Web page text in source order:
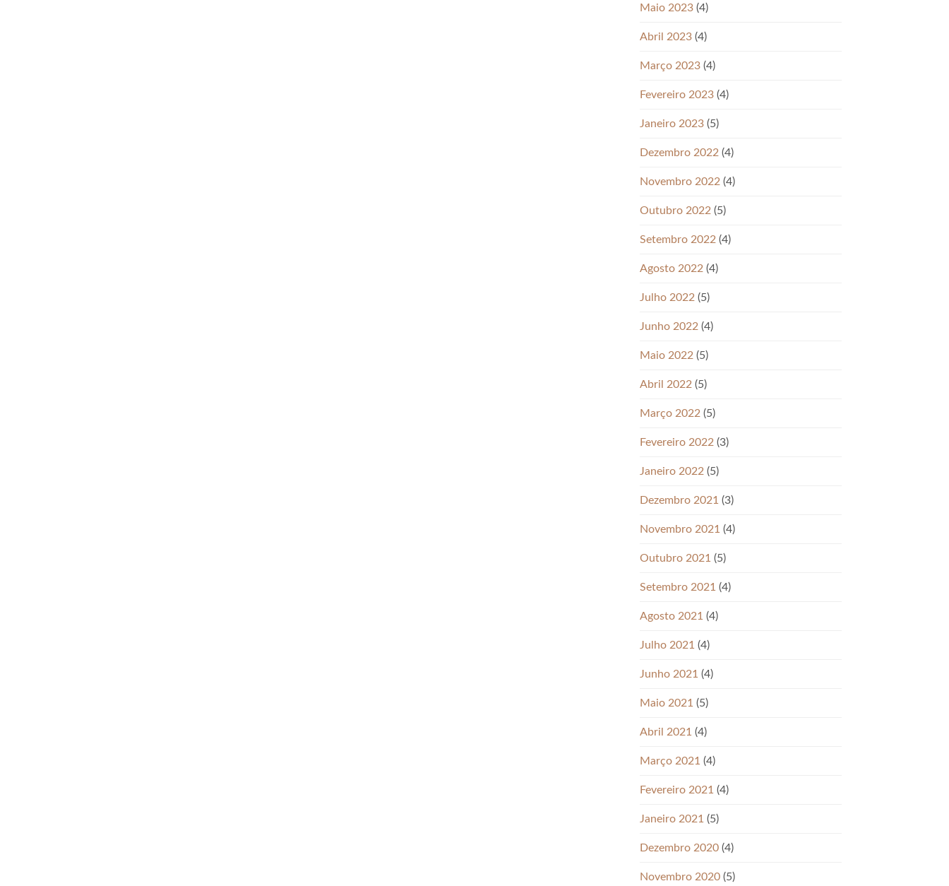
Maio 2023 (4)
Abril 2023 (4)
Março 2023 (4)
Fevereiro 2023 (4)
Janeiro 2023 (5)
Dezembro 2022 (4)
Novembro 2022 (4)
Outubro 2022 (5)
Setembro 2022 (4)
Agosto 2022 (4)
Julho 2022 (5)
Junho 2022 (4)
Maio 2022 (5)
Abril 2022 (5)
Março 2022 (5)
Fevereiro 2022 (3)
Janeiro 2022 (5)
Dezembro 2021 (3)
Novembro 2021 (4)
Outubro 2021 (5)
Setembro 2021 (4)
Agosto 2021 (4)
Julho 2021 (4)
Junho 2021 (4)
Maio 2021 (5)
Abril 2021 (4)
Março 2021 (4)
Fevereiro 2021 (4)
Janeiro 2021 (5)
Dezembro 2020 (4)
Novembro 2020 (5)